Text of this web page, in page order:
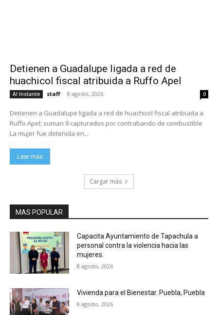
Detienen a Guadalupe ligada a red de
huachicol fiscal atribuida a Ruffo Apel
Al Instante staff - 8 agosto, 2026 0
Detienen a Guadalupe ligada a red de huachicol fiscal atribuida a
Ruffo Apel; suman 9 capturados por contrabando de combustible
La mujer fue detenida en...
Leer más
Cargar más
MAS POPULAR
Capacita Ayuntamiento de Tapachula a
personal contra la violencia hacia las
mujeres.
8 agosto, 2026
Vivienda para el Bienestar. Puebla, Puebla
8 agosto, 2026